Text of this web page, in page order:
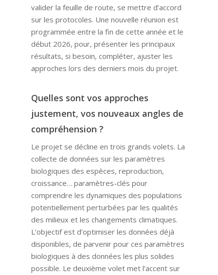
valider la feuille de route, se mettre d’accord
sur les protocoles. Une nouvelle réunion est
programmée entre la fin de cette année et le
début 2026, pour, présenter les principaux
résultats, si besoin, compléter, ajuster les
approches lors des derniers mois du projet.
Quelles sont vos approches
justement, vos nouveaux angles de
compréhension ?
Le projet se décline en trois grands volets. La
collecte de données sur les paramètres
biologiques des espèces, reproduction,
croissance… paramètres-clés pour
comprendre les dynamiques des populations
potentiellement perturbées par les qualités
des milieux et les changements climatiques.
L’objectif est d’optimiser les données déjà
disponibles, de parvenir pour ces paramètres
biologiques à des données les plus solides
possible. Le deuxième volet met l’accent sur